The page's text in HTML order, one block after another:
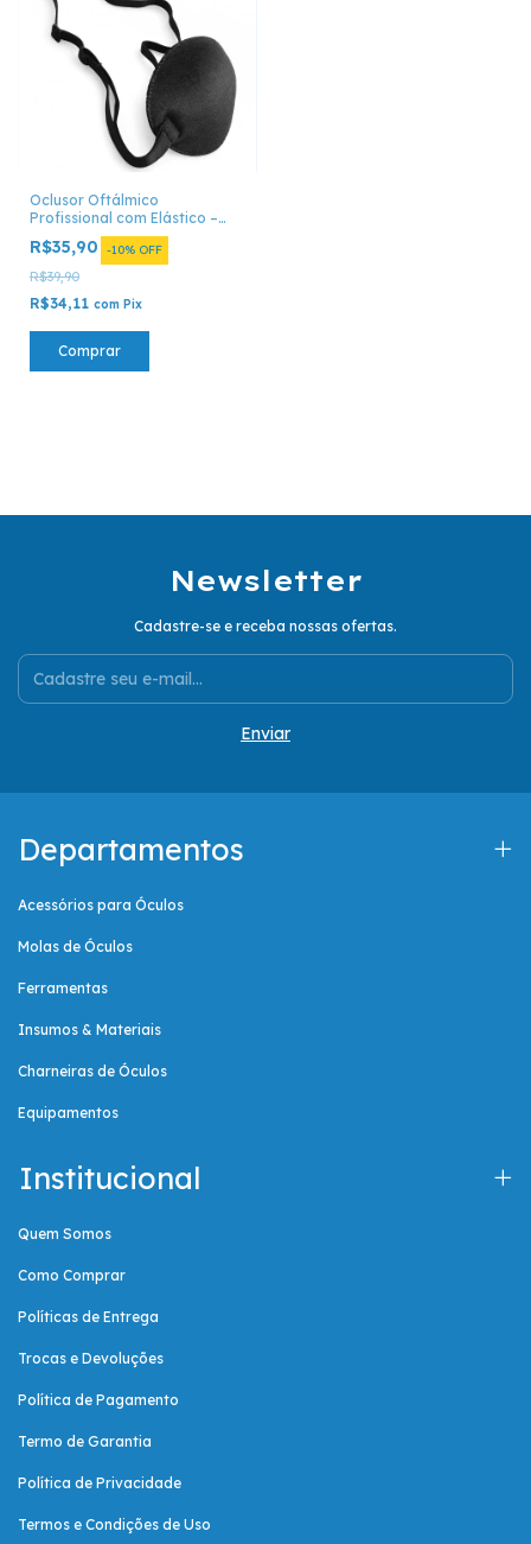
Oclusor Oftálmico
Profissional com Elástico –
R$35,90 -10% OFF
R$39,90
R$34,11 com Pix
Comprar
Newsletter
Cadastre-se e receba nossas ofertas.
Departamentos
Acessórios para Óculos
Molas de Óculos
Ferramentas
Insumos & Materiais
Charneiras de Óculos
Equipamentos
Institucional
Quem Somos
Como Comprar
Políticas de Entrega
Trocas e Devoluções
Política de Pagamento
Termo de Garantia
Política de Privacidade
Termos e Condições de Uso